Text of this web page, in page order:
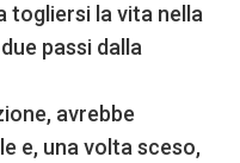
togliersi la vita nella
passi dalla
avrebbe
e, una volta sceso,